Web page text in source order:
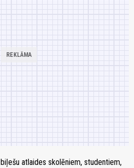
atlaides skolēniem, studentiem,